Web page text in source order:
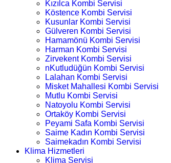
Kızılca Kombi Servisi
Köstence Kombi Servisi
Kusunlar Kombi Servisi
Gülveren Kombi Servisi
Hamamönü Kombi Servisi
Harman Kombi Servisi
Zirvekent Kombi Servisi
nKutludüğün Kombi Servisi
Lalahan Kombi Servisi
Misket Mahallesi Kombi Servisi
Mutlu Kombi Servisi
Natoyolu Kombi Servisi
Ortaköy Kombi Servisi
Peyami Safa Kombi Servisi
Saime Kadın Kombi Servisi
Saimekadın Kombi Servisi
Klima Hizmetleri
Klima Servisi